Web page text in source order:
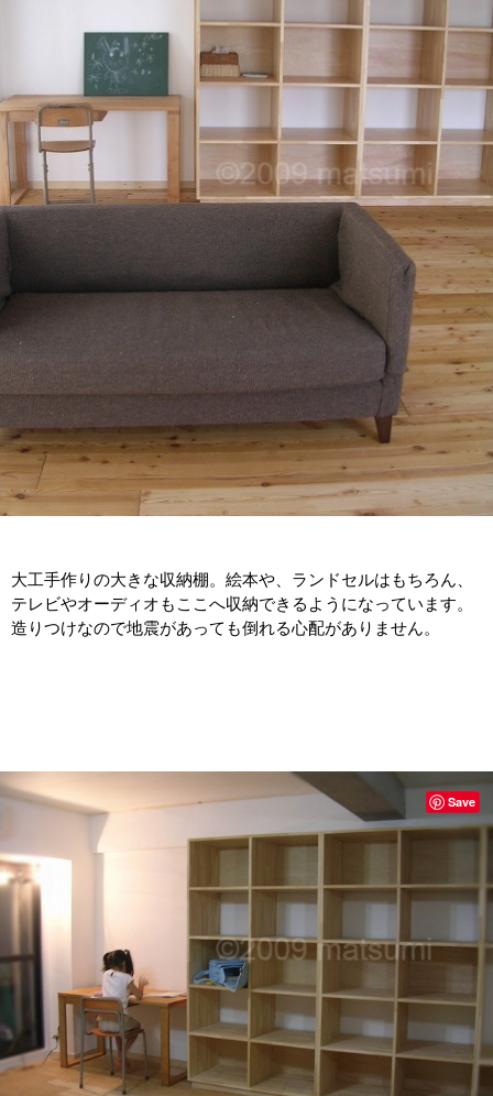
大工手作りの大きな収納棚。絵本や、ランドセルはもちろん、
テレビやオーディオもここへ収納できるようになっています。
造りつけなので地震があっても倒れる心配がありません。
Save